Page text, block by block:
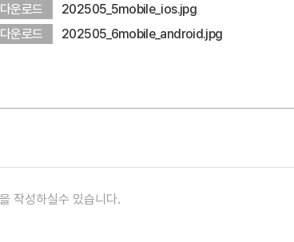
다운로드
202505_5mobile_ios.jpg
다운로드
202505_6mobile_android.jpg